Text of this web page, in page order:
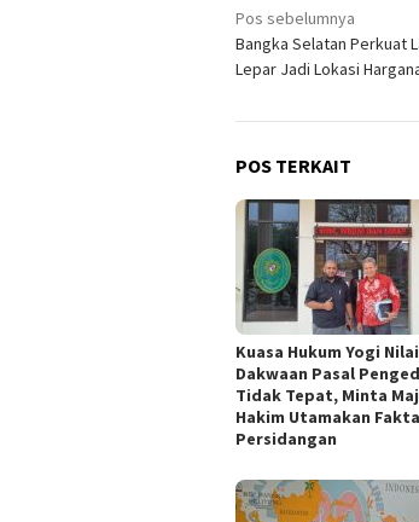
Navigasi
pos
Pos sebelumnya
Bangka Selatan Perkuat
Lepar Jadi Lokasi
POS TERKAIT
Kuasa Hukum Yogi Nilai
Dakwaan Pasal
Tidak Tepat, Minta
Hakim Utamakan Fakta
Persidangan